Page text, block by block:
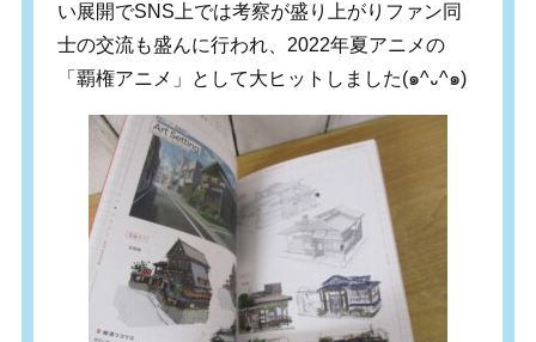
い展開でSNS上では考察が盛り上がりファン同
士の交流も盛んに行われ、2022年夏アニメの
「覇権アニメ」として大ヒットしました(๑^᎑^๑)